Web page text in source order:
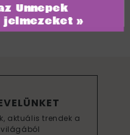
aktuális trendek a
világából
Ünnepek
»